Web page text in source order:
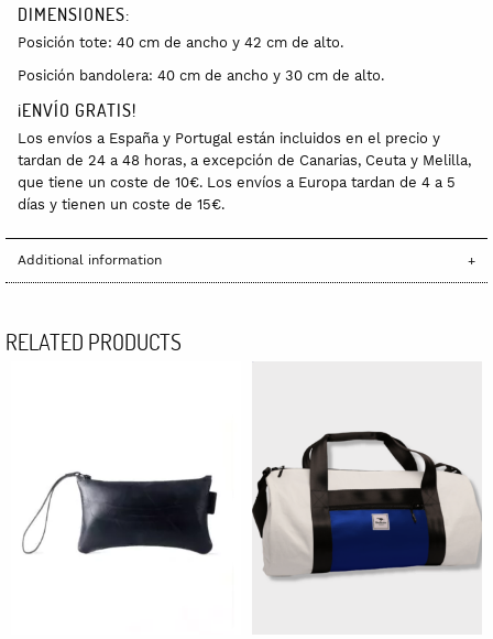
DIMENSIONES:
Posición tote: 40 cm de ancho y 42 cm de alto.
Posición bandolera: 40 cm de ancho y 30 cm de alto.
¡ENVÍO GRATIS!
Los envíos a España y Portugal están incluidos en el precio y
tardan de 24 a 48 horas, a excepción de Canarias, Ceuta y Melilla,
que tiene un coste de 10€. Los envíos a Europa tardan de 4 a 5
días y tienen un coste de 15€.
Additional information
RELATED PRODUCTS